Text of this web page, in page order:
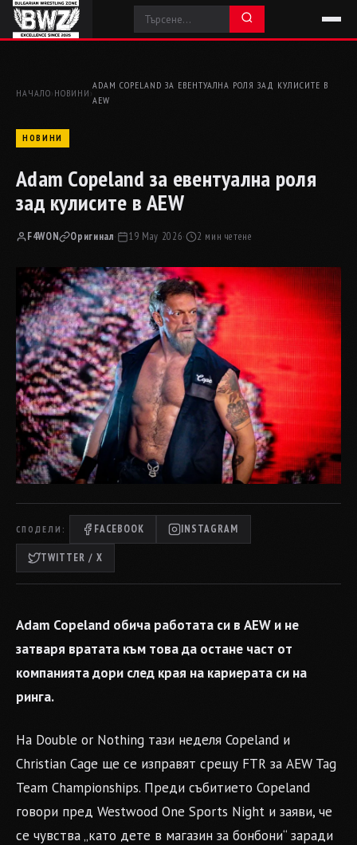
НАЧАЛО› НОВИНИ ›
ADAM COPELAND ЗА ЕВЕНТУАЛНА РОЛЯ ЗАД КУЛИСИТЕ В
AEW
НОВИНИ
Adam Copeland за евентуална роля
зад кулисите в AEW
F4WON Оригинал· 19 May 2026· 2 мин четене
СПОДЕЛИ: FACEBOOK INSTAGRAM
TWITTER / X
Adam Copeland обича работата си в AEW и не
затваря вратата към това да остане част от
компанията дори след края на кариерата си на
ринга.
На Double or Nothing тази неделя Copeland и
Christian Cage ще се изправят срещу FTR за AEW Tag
Team Championships. Преди събитието Copeland
говори пред Westwood One Sports Night и заяви, че
се чувства „като дете в магазин за бонбони“ заради